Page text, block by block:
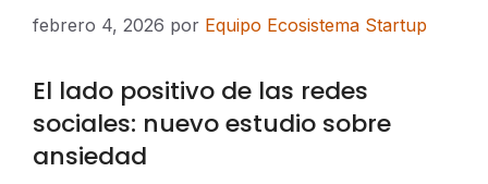
febrero 4, 2026 por Equipo Ecosistema Startup
El lado positivo de las redes
sociales: nuevo estudio sobre
ansiedad